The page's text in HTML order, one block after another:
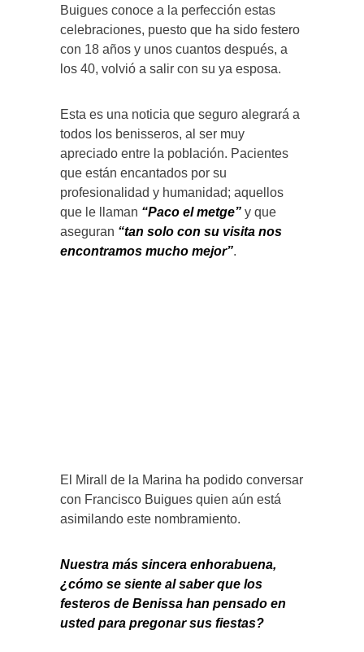
Buigues conoce a la perfección estas
celebraciones, puesto que ha sido festero
con 18 años y unos cuantos después, a
los 40, volvió a salir con su ya esposa.
Esta es una noticia que seguro alegrará a
todos los benisseros, al ser muy
apreciado entre la población. Pacientes
que están encantados por su
profesionalidad y humanidad; aquellos
que le llaman “Paco el metge” y que
aseguran “tan solo con su visita nos
encontramos mucho mejor”.
El Mirall de la Marina ha podido conversar
con Francisco Buigues quien aún está
asimilando este nombramiento.
Nuestra más sincera enhorabuena,
¿cómo se siente al saber que los
festeros de Benissa han pensado en
usted para pregonar sus fiestas?